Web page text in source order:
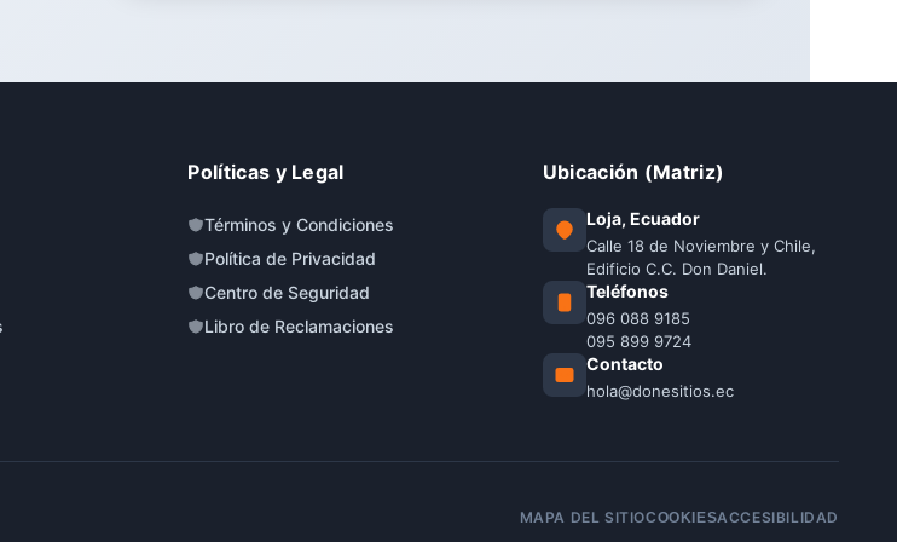
Políticas y Legal
Términos y Condiciones
Política de Privacidad
Centro de Seguridad
Libro de Reclamaciones
Ubicación (Matriz)
Loja, Ecuador
Calle 18 de Noviembre y Chile,
Edificio C.C. Don Daniel.
Teléfonos
096 088 9185
095 899 9724
Contacto
hola@donesitios.ec
MAPA DEL SITIOCOOKIESACCESIBILIDAD